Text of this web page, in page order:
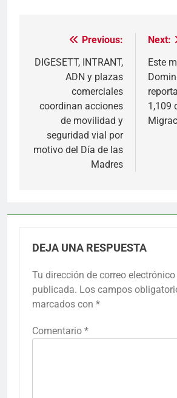
Navegación
de
entradas
Previous:
DIGESETT, INTRANT,
ADN y plazas
comerciales
coordinan acciones
de movilidad y
seguridad vial por
motivo del Día de las
Madres
Next:
Este
1,109
DEJA UNA RESPUESTA
Tu dirección de correo electrónico
publicada. Los campos
marcados con *
Comentario *